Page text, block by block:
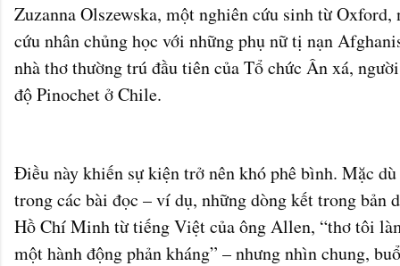
Zuzanna Olszewska, một nghiên cứu sinh từ
cứu nhân chủng học với những phụ nữ tị nạn
nhà thơ thường trú đầu tiên của Tổ chức Ân xá,
độ Pinochet ở Chile.
Điều này khiến sự kiện trở nên khó phê bình. Mặc
trong các bài đọc – ví dụ, những dòng kết trong bản
Hồ Chí Minh từ tiếng Việt của ông Allen, “thơ tôi
một hành động phản kháng” – nhưng nhìn chung,